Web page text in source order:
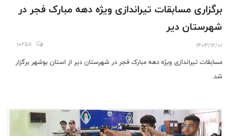
برگزاری مسابقات تیراندازی ویژه دهه مبارک فجر در
شهرستان دیر
1404/12/01
10258
مسابقات تیراندازی ویژه دهه مبارک فجر در شهرستان دیر از استان بوشهر برگزار
شد.